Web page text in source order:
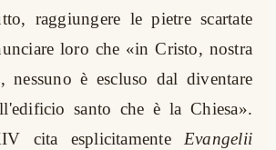
raggiungere le pietre scartate
loro che «in Cristo, nostra
nessuno è escluso dal diventare
santo che è la Chiesa».
cita esplicitamente Evangelii